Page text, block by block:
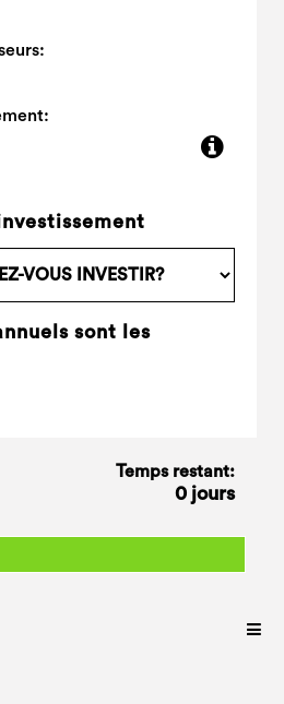
sont les
Temps restant:
0 jours